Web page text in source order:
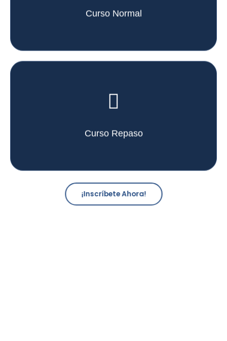
Curso Normal
Curso Repaso
¡Inscríbete Ahora!